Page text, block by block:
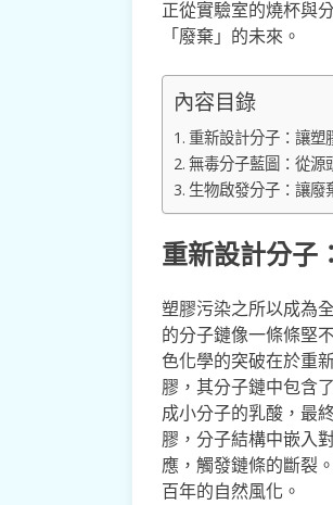
正從實驗室的燒杯與
「廢棄」的未來。
內容目錄
重新設計分子：讓塑
無毒分子藍圖：從源
生物啟發分子：讓廢
重新設計分子
塑膠污染之所以成為
的分子鏈像一條條堅
色化學的突破在於重
膠，其分子鏈中包含
成小分子的乳酸，最
膠，分子結構中嵌入
應，觸發鏈條的斷裂
百年的自然風化。